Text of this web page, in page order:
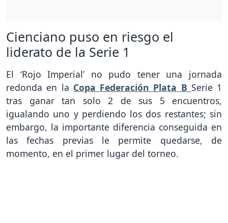
Cienciano puso en riesgo el
liderato de la Serie 1
El ‘Rojo Imperial’ no pudo tener una jornada
redonda en la Copa Federación Plata B Serie 1
tras ganar tan solo 2 de sus 5 encuentros,
igualando uno y perdiendo los dos restantes; sin
embargo, la importante diferencia conseguida en
las fechas previas le permite quedarse, de
momento, en el primer lugar del torneo.